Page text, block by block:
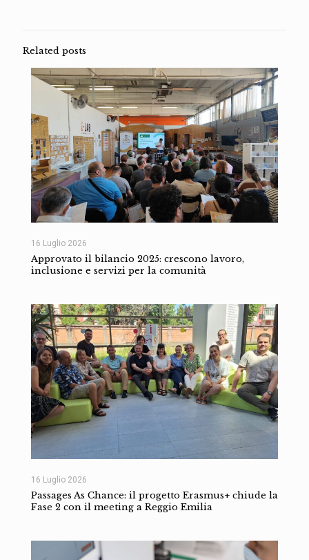
Related posts
16 Luglio 2026
Approvato il bilancio 2025: crescono lavoro,
inclusione e servizi per la comunità
16 Luglio 2026
Passages As Chance: il progetto Erasmus+ chiude la
Fase 2 con il meeting a Reggio Emilia